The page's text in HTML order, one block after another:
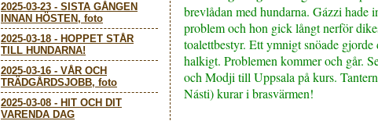
2025-03-23 - SISTA GÅNGEN
INNAN HÖSTEN, foto
2025-03-18 - HOPPET STÅR
TILL HUNDARNA!
2025-03-16 - VÅR OCH
TRÄDGÅRDSJOBB, foto
2025-03-08 - HIT OCH DIT
VARENDA DAG
brevlådan med hundarna. Gázzi hade
problem och hon gick långt nerför
toalettbestyr. Ett ymnigt snöade gjorde
halkigt. Problemen kommer och går.
och Modji till Uppsala på kurs.
Násti) kurar i brasvärmen!